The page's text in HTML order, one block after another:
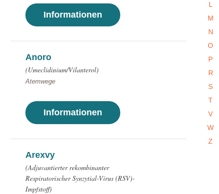
Informationen
Anoro
(Umeclidinium/Vilanterol)
Atemwege
Informationen
Arexvy
(Adjuvantierter rekombinanter
Respiratorischer Synzytial-Virus (RSV)-
Impfstoff)
L
M
N
O
P
R
S
T
V
W
Z